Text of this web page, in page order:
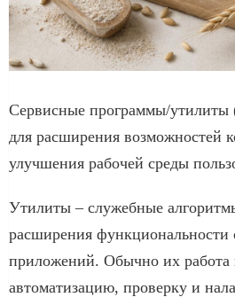
Сервисные программы/
для расширения возможностей
улучшения рабочей среды
Утилиты – служебные
расширения функциональности
приложений. Обычно их работа
автоматизацию, проверку и